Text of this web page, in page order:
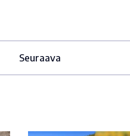
Seuraava